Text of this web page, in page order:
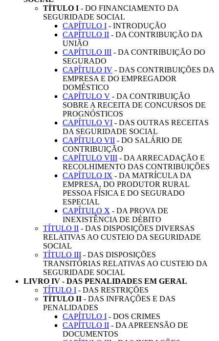
TÍTULO I - DO FINANCIAMENTO DA
SEGURIDADE SOCIAL
CAPÍTULO I - INTRODUÇÃO
CAPÍTULO II - DA CONTRIBUIÇÃO DA
UNIÃO
CAPÍTULO III - DA CONTRIBUIÇÃO DO
SEGURADO
CAPÍTULO IV - DAS CONTRIBUIÇÕES DA
EMPRESA E DO EMPREGADOR
DOMÉSTICO
CAPÍTULO V - DA CONTRIBUIÇÃO
SOBRE A RECEITA DE CONCURSOS DE
PROGNÓSTICOS
CAPÍTULO VI - DAS OUTRAS RECEITAS
DA SEGURIDADE SOCIAL
CAPÍTULO VII - DO SALÁRIO DE
CONTRIBUIÇÃO
CAPÍTULO VIII - DA ARRECADAÇÃO E
RECOLHIMENTO DAS CONTRIBUIÇÕES
CAPÍTULO IX - DA MATRÍCULA DA
EMPRESA, DO PRODUTOR RURAL
PESSOA FÍSICA E DO SEGURADO
ESPECIAL
CAPÍTULO X - DA PROVA DE
INEXISTÊNCIA DE DÉBITO
TÍTULO II - DAS DISPOSIÇÕES DIVERSAS
RELATIVAS AO CUSTEIO DA SEGURIDADE
SOCIAL
TÍTULO III - DAS DISPOSIÇÕES
TRANSITÓRIAS RELATIVAS AO CUSTEIO DA
SEGURIDADE SOCIAL
LIVRO IV - DAS PENALIDADES EM GERAL
TÍTULO I - DAS RESTRIÇÕES
TÍTULO II - DAS INFRAÇÕES E DAS
PENALIDADES
CAPÍTULO I - DOS CRIMES
CAPÍTULO II - DA APREENSÃO DE
DOCUMENTOS